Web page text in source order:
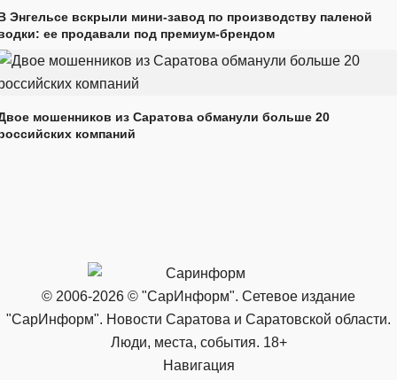
Энгельсе вскрыли мини-завод по производству паленой
ее продавали под премиум-брендом
мошенников из Саратова обманули больше 20
компаний
© 2006-2026 © "СарИнформ". Сетевое издание
"СарИнформ". Новости Саратова и Саратовской области.
Люди, места, события. 18+
Навигация